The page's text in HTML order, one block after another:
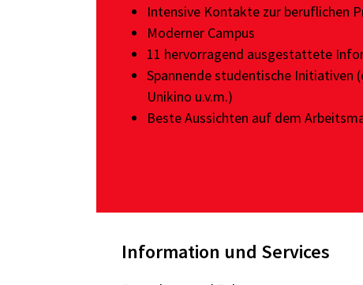
Intensive Kontakte zur beruflichen
Moderner Campus
11 hervorragend ausgestattete
Spannendestudentische Initiativen
Unikino u.v.m.)
Beste Aussichten auf dem
Information und Services